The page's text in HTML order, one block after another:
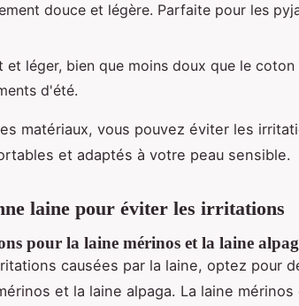
douce et légère. Parfaite pour les
et léger, bien que moins doux que le
d'été.
matériaux, vous pouvez éviter les
et adaptés à votre peau sensible.
laine pour éviter les irritations
pour la laine mérinos et la laine
causées par la laine, optez pour
et la laine alpaga. La laine